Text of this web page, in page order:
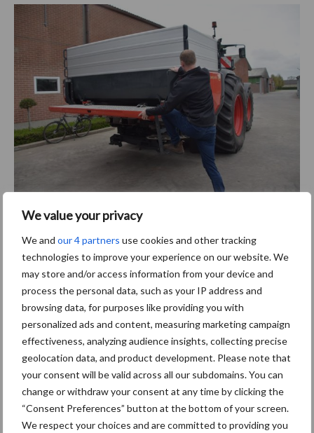
We value your privacy
We and our 4 partners use cookies and other tracking
technologies to improve your experience on our website. We
may store and/or access information from your device and
process the personal data, such as your IP address and
browsing data, for purposes like providing you with
personalized ads and content, measuring marketing campaign
effectiveness, analyzing audience insights, collecting precise
geolocation data, and product development. Please note that
your consent will be valid across all our subdomains. You can
change or withdraw your consent at any time by clicking the
“Consent Preferences” button at the bottom of your screen.
We respect your choices and are committed to providing you
aldus Wauters
Tekst en beeld: Seppe Deckx